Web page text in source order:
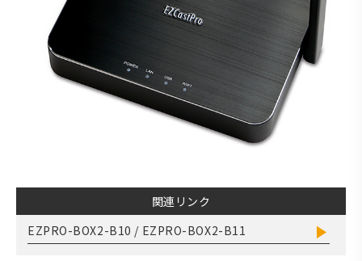
関連リンク
EZPRO-BOX2-B10 / EZPRO-BOX2-B11